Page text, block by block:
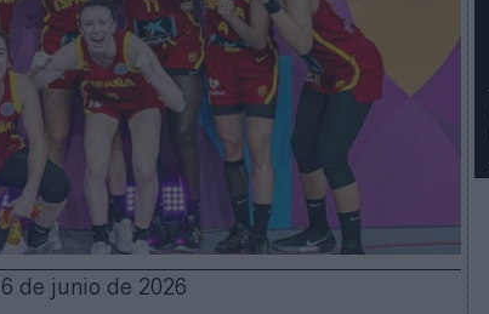
de junio de 2026